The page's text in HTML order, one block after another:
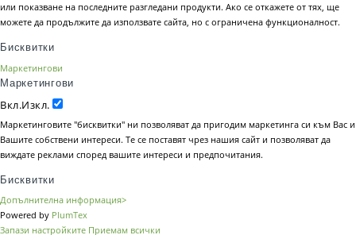
или показване на последните разгледани продукти. Ако се откажете от тях, ще
можете да продължите да използвате сайта, но с ограничена функционалност.
Бисквитки
Маркетингови
Маркетингови
Вкл.Изкл.
Маркетинговите "бисквитки" ни позволяват да пригодим маркетинга си към Вас и
Вашите собствени интереси. Те се поставят чрез нашия сайт и позволяват да
виждате реклами според вашите интереси и предпочитания.
Бисквитки
Допълнителна информация>
Powered by PlumTex
Запази настройките Приемам всички